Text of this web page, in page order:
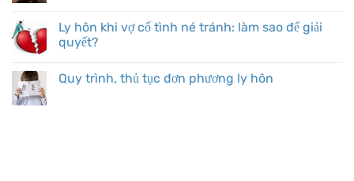
Ly hôn khi vợ cố tình né tránh: làm sao để giải
quyết?
Quy trình, thủ tục đơn phương ly hôn